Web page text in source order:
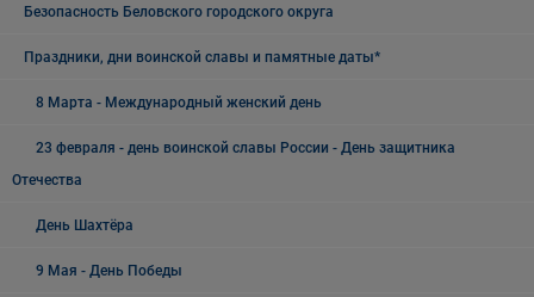
Безопасность Беловского городского округа
Праздники, дни воинской славы и памятные даты*
8 Марта - Международный женский день
23 февраля - день воинской славы России - День защитника
Отечества
День Шахтёра
9 Мая - День Победы